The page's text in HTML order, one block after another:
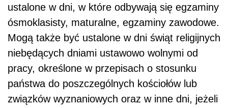
ustalone w dni, w które odbywają się egzaminy
ósmoklasisty, maturalne, egzaminy zawodowe.
Mogą także być ustalone w dni świąt religijnych
niebędących dniami ustawowo wolnymi od
pracy, określone w przepisach o stosunku
państwa do poszczególnych kościołów lub
związków wyznaniowych oraz w inne dni, jeżeli